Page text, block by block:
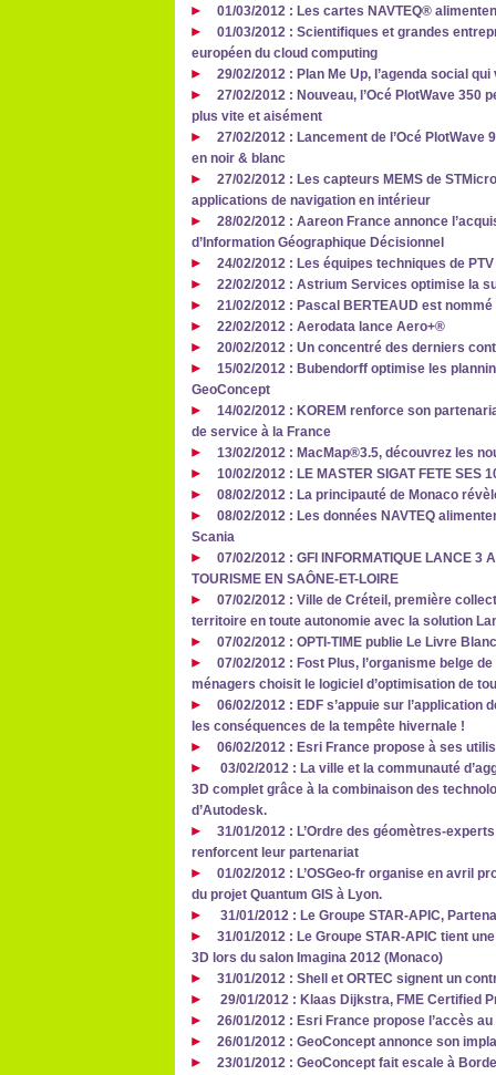
01/03/2012 : Les cartes NAVTEQ®
01/03/2012 : Scientifiques et grandes
européen du cloud computing
29/02/2012 : Plan Me Up, l’agenda social
27/02/2012 : Nouveau, l’Océ PlotWave
plus vite et aisément
27/02/2012 : Lancement de l’Océ
en noir & blanc
27/02/2012 : Les capteurs MEMS de
applications de navigation en intérieur
28/02/2012 : Aareon France annonce
d’Information Géographique Décisionnel
24/02/2012 : Les équipes techniques de
22/02/2012 : Astrium Services optimise la
21/02/2012 : Pascal BERTEAUD est
22/02/2012 : Aerodata lance Aero+®
20/02/2012 : Un concentré des derniers
15/02/2012 : Bubendorff optimise les
GeoConcept
14/02/2012 : KOREM renforce son
de service à la France
13/02/2012 : MacMap®3.5, découvrez les
10/02/2012 : LE MASTER SIGAT FETE SES
08/02/2012 : La principauté de Monaco
08/02/2012 : Les données NAVTEQ
Scania
07/02/2012 : GFI INFORMATIQUE LANCE 3
TOURISME EN SAÔNE-ET-LOIRE
07/02/2012 : Ville de Créteil, première
territoire en toute autonomie avec la solution
07/02/2012 : OPTI-TIME publie Le Livre
07/02/2012 : Fost Plus, l’organisme belge
ménagers choisit le logiciel d’optimisation de
06/02/2012 : EDF s’appuie sur
les conséquences de la tempête hivernale !
06/02/2012 : Esri France propose à ses
03/02/2012 : La ville et la communauté
3D complet grâce à la combinaison des
d’Autodesk.
31/01/2012 : L’Ordre des géomètres-
renforcent leur partenariat
01/02/2012 : L’OSGeo-fr organise en avril
du projet Quantum GIS à Lyon.
31/01/2012 : Le Groupe STAR-APIC,
31/01/2012 : Le Groupe STAR-APIC tient
3D lors du salon Imagina 2012 (Monaco)
31/01/2012 : Shell et ORTEC signent un
29/01/2012 : Klaas Dijkstra, FME Certified
26/01/2012 : Esri France propose l’accès
26/01/2012 : GeoConcept annonce son
23/01/2012 : GeoConcept fait escale à